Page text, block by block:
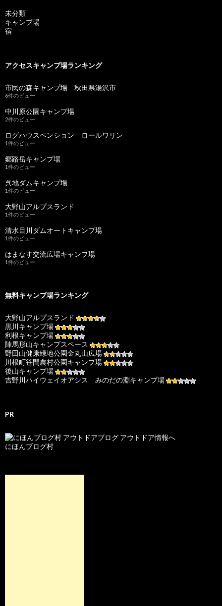
未分類
キャンプ場
宿
アクセスキャンプ場ランキング
市民の森キャンプ場 秋田県湯沢市
6件のビュー
中川原公園キャンプ場
2件のビュー
ログハウスペンション ロールワリン
1件のビュー
郷路岳キャンプ場
1件のビュー
呉地ダムキャンプ場
1件のビュー
大野山アルプスランド
1件のビュー
清水目川ダムオートキャンプ場
1件のビュー
はまなす交流広場キャンプ場
1件のビュー
無料キャンプ場ランキング
大野山アルプスランド
黒川キャンプ場
利根キャンプ場
陣馬形山キャンプスペース
野田山健康緑地公園金丸山広場
川根町笹間農村公園キャンプ場
後山キャンプ場
吉野川ハイウェイオアシス みのだの淵キャンプ場
PR
にほんブログ村